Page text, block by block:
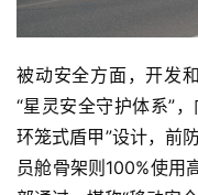
被动安全方面，开发
“星灵安全守护体系”
环笼式盾甲”设计，前
员舱骨架则100%使用